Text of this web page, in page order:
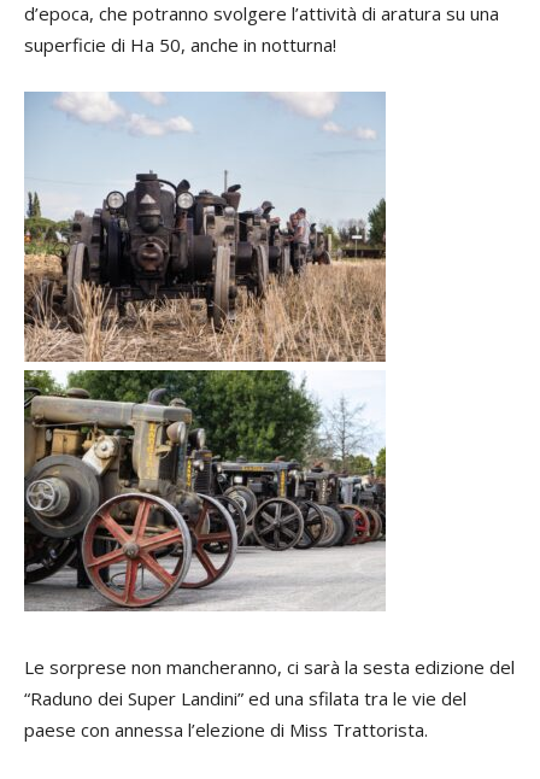
d’epoca, che potranno svolgere l’attività di aratura su una
superficie di Ha 50, anche in notturna!
Le sorprese non mancheranno, ci sarà la sesta edizione del
“Raduno dei Super Landini” ed una sfilata tra le vie del
paese con annessa l’elezione di Miss Trattorista.